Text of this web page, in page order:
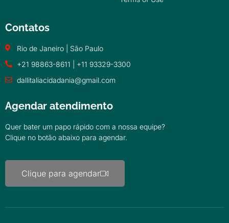
Contatos
Rio de Janeiro | São Paulo
+21 98863-8611 | +11 93329-3300
dallitaliacidadania@gmail.com
Agendar atendimento
Quer bater um papo rápido com a nossa equipe?
Clique no botão abaixo para agendar.
Clique para agendar